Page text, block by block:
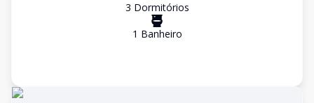
3 Dormitórios
1 Banheiro